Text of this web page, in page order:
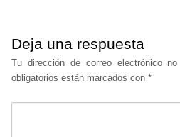
Deja una respuesta
Tu dirección de correo electrónico no
obligatorios están marcados con *